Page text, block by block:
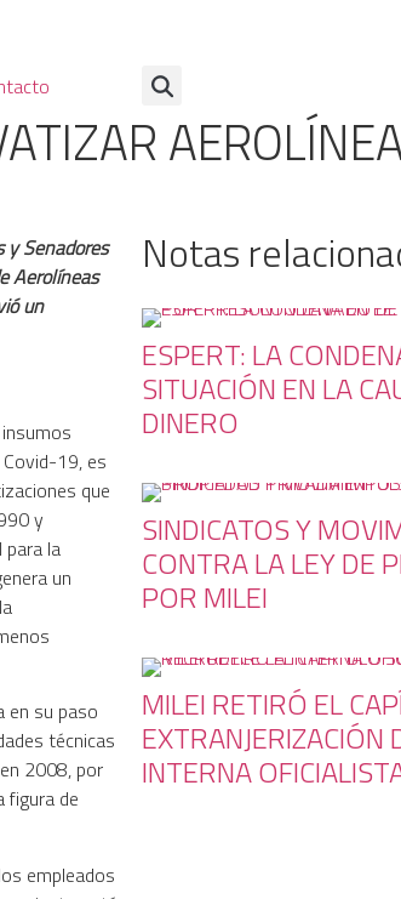
y Senadores
Aerolíneas
un
19, es
que
y
para la
un
en su paso
técnicas
2008, por
figura de
empleados
Notas
ESPERT: LA
SITUACIÓN EN LA
DINERO
SINDICATOS Y
CONTRA LA LEY DE
POR MILEI
MILEI RETIRÓ EL
EXTRANJERIZACIÓN
INTERNA